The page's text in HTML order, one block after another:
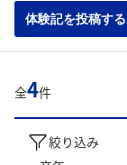
体験記を投稿する
全4件
絞り込み